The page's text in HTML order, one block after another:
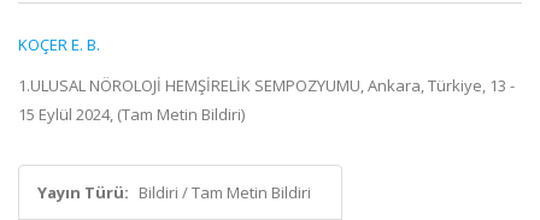
KOÇER E. B.
1.ULUSAL NÖROLOJİ HEMŞİRELİK SEMPOZYUMU, Ankara, Türkiye, 13 -
15 Eylül 2024, (Tam Metin Bildiri)
Yayın Türü: Bildiri / Tam Metin Bildiri